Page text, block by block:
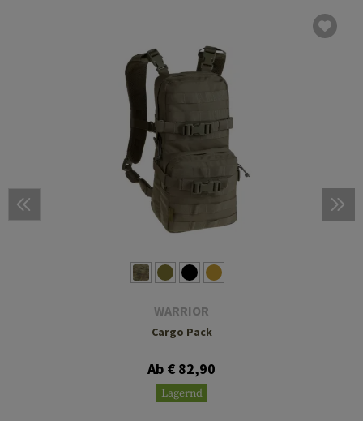
WARRIOR
Cargo Pack
Ab € 82,90
Lagernd